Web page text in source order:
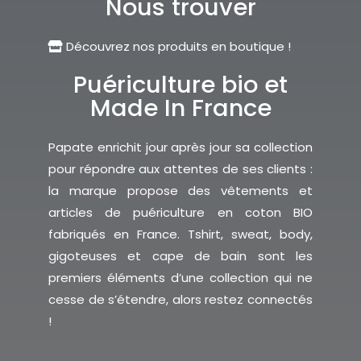
Nous trouver
Découvrez nos produits en boutique !
Puériculture bio et
Made In France
Papate enrichit jour après jour sa collection
pour répondre aux attentes de ses clients :
la marque propose des vêtements et
articles de puériculture en coton BIO
fabriqués en France. Tshirt, sweat, body,
gigoteuses et cape de bain sont les
premiers éléments d’une collection qui ne
cesse de s’étendre, alors restez connectés
!